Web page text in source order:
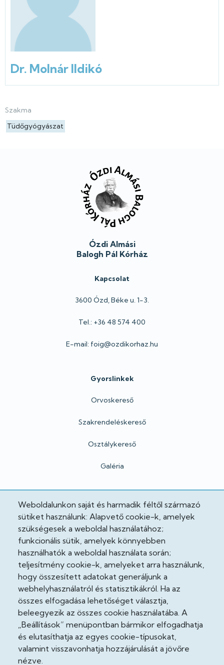
Weboldalunkon saját és harmadik féltől származó
sütiket használunk: Alapvető cookie-k, amelyek
szükségesek a weboldal használatához;
funkcionális sütik, amelyek könnyebben
használhatók a weboldal használata során;
teljesítmény cookie-k, amelyeket arra használunk,
hogy összesített adatokat generáljunk a
webhelyhasználatról és statisztikákról. Ha az
összes elfogadása lehetőséget választja,
beleegyezik az összes cookie használatába. A
„Beállítások” menüpontban bármikor elfogadhatja
és elutasíthatja az egyes cookie-típusokat,
valamint visszavonhatja hozzájárulását a jövőre
nézve.
Dr. Molnár Ildikó
Szakma
Tüdőgyógyászat
Ózdi Almási
Balogh Pál Kórház
Kapcsolat
3600 Ózd, Béke u. 1-3.
Tel.: +36 48 574 400
E-mail: foig@ozdikorhaz.hu
Gyorslinkek
Orvoskereső
Szakrendeléskereső
Osztálykereső
Galéria
Hivatalos
Adatkezelési tájékoztató
Adatvédelmi tisztviselő
Akadálymentesítési nyilatkozat
Cooekie szabályzat
Felhasználási feltételek
Impresszum
Jogi nyilatkozatok